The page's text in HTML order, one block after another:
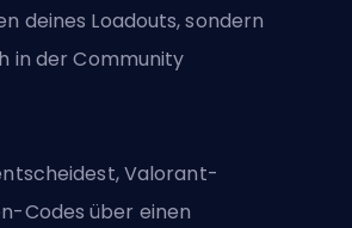
deines Loadouts, sondern
in der Community
Valorant-
Codes über einen